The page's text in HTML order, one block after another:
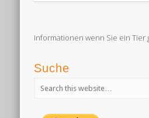
Informationen wenn Sie ein Tier
Suche